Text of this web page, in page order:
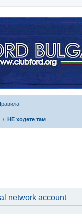
НЕ ходете там
network account